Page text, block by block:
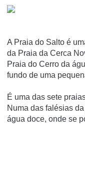
A Praia do Salto é
da Praia da Cerca
Praia do Cerro da
fundo de uma
É uma das sete
Numa das falésias
água doce, onde se